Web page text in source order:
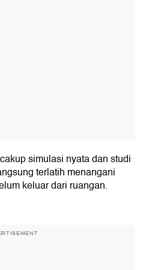
simulasi nyata dan studi
terlatih menangani
keluar dari ruangan.